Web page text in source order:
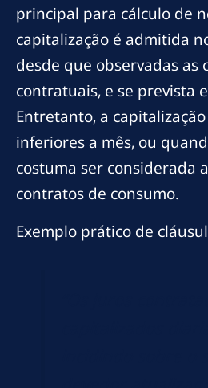
principal para cálculo de
capitalização é admitida
desde que observadas as
contratuais, e se prevista
Entretanto, a
inferiores a mês, ou
costuma ser considerada
contratos de consumo.
Exemplo prático de